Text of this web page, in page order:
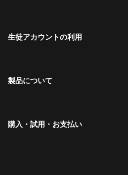
生徒アカウントの利用
製品について
購入・試用・お支払い